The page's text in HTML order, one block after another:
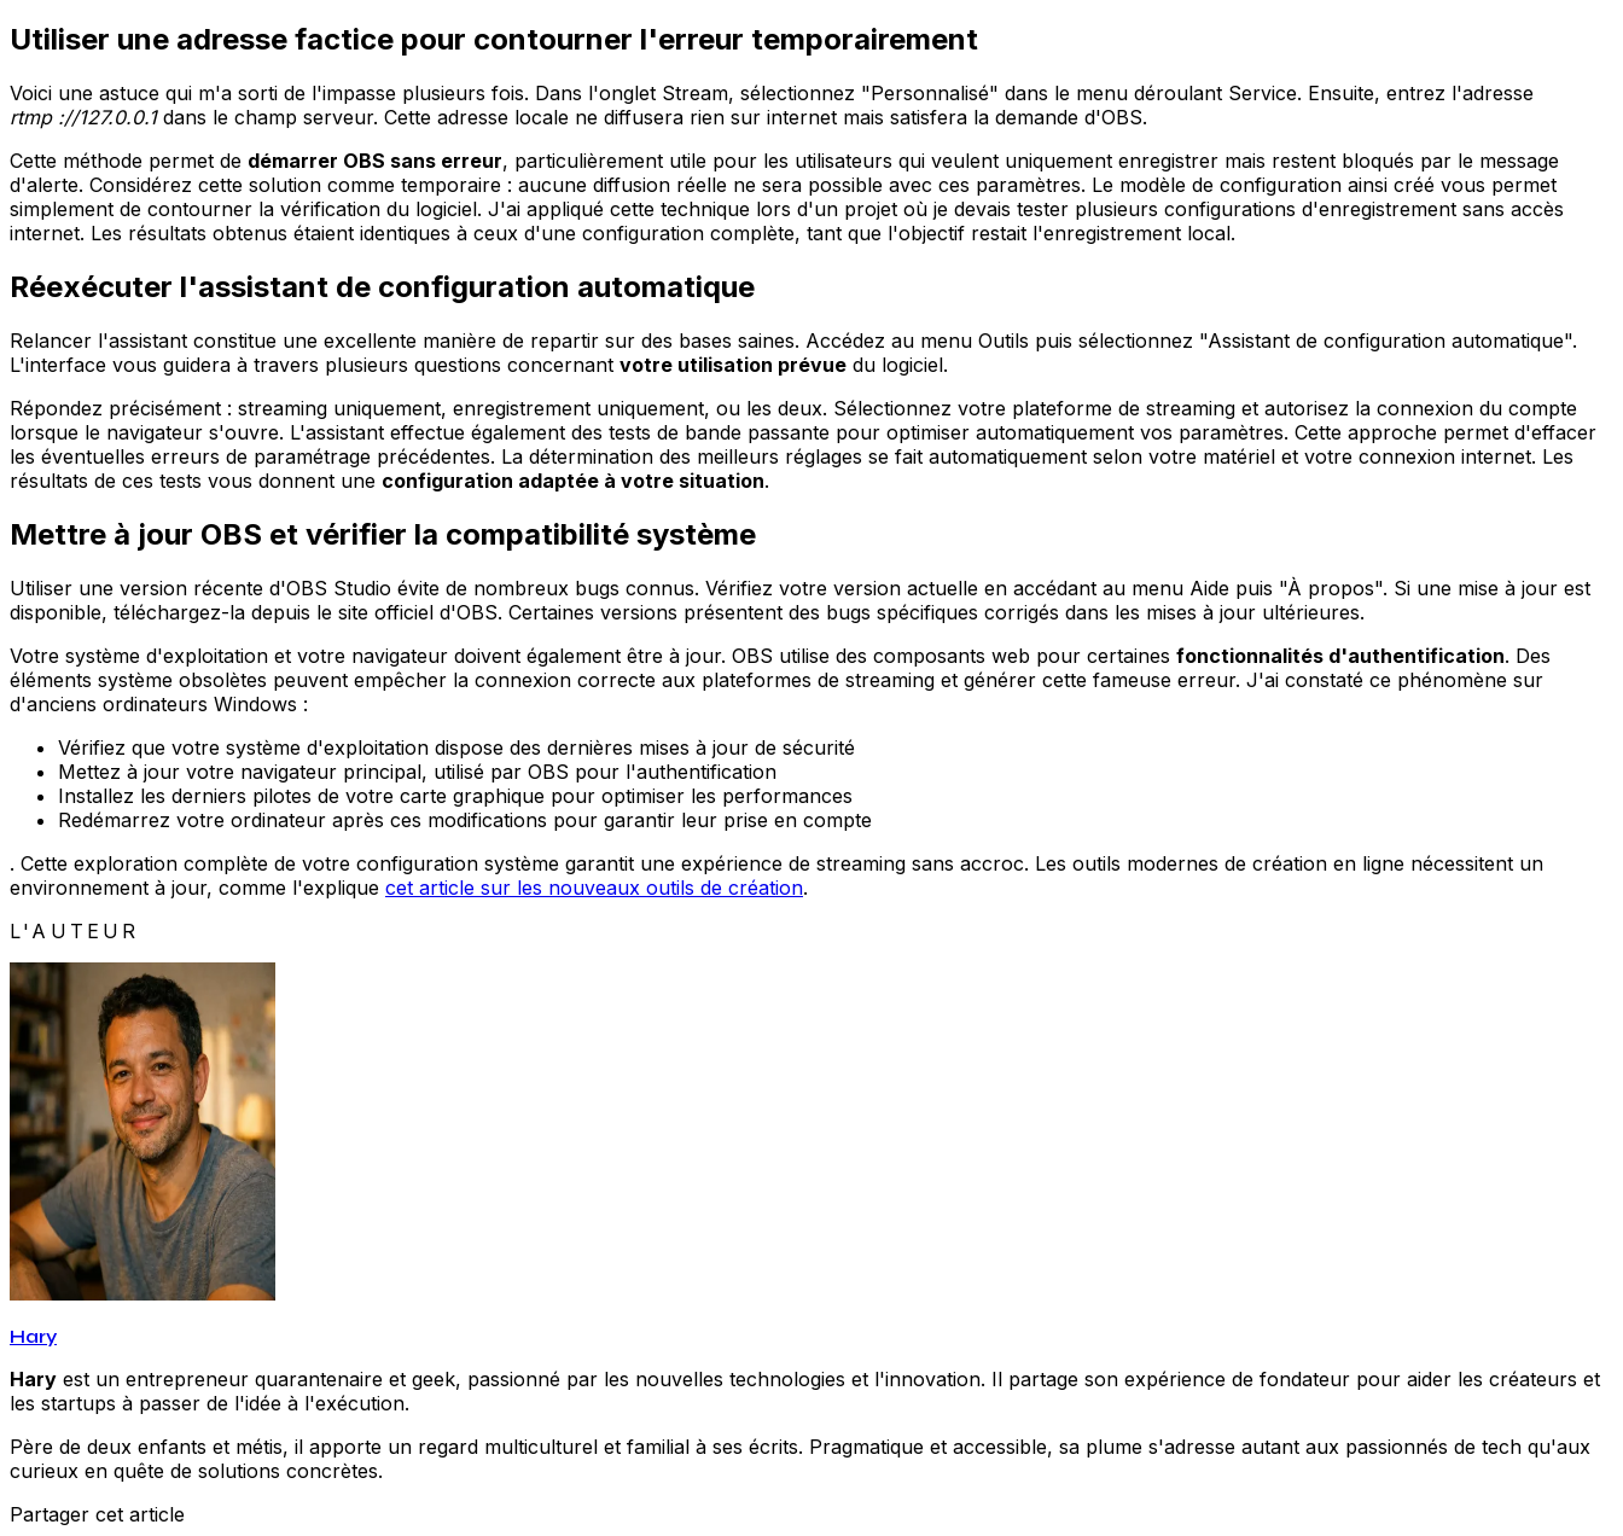
Utiliser une adresse factice pour contourner l'erreur temporairement
Voici une astuce qui m'a sorti de l'impasse plusieurs fois. Dans l'onglet Stream, sélectionnez "Personnalisé" dans le menu déroulant Service. Ensuite, entrez l'adresse
rtmp ://127.0.0.1dans le champ serveur. Cette adresse locale ne diffusera rien sur internet mais satisfera la demande d'OBS.
Cette méthode permet de démarrer OBS sans erreur, particulièrement utile pour les utilisateurs qui veulent uniquement enregistrer mais restent bloqués par le message
d'alerte. Considérez cette solution comme temporaire : aucune diffusion réelle ne sera possible avec ces paramètres. Le modèle de configuration ainsi créé vous permet
simplement de contourner la vérification du logiciel. J'ai appliqué cette technique lors d'un projet où je devais tester plusieurs configurations d'enregistrement sans accès
internet. Les résultats obtenus étaient identiques à ceux d'une configuration complète, tant que l'objectif restait l'enregistrement local.
Réexécuter l'assistant de configuration automatique
Relancer l'assistant constitue une excellente manière de repartir sur des bases saines. Accédez au menu Outils puis sélectionnez "Assistant de configuration automatique".
L'interface vous guidera à travers plusieurs questions concernant votre utilisation prévue du logiciel.
Répondez précisément : streaming uniquement, enregistrement uniquement, ou les deux. Sélectionnez votre plateforme de streaming et autorisez la connexion du compte
lorsque le navigateur s'ouvre. L'assistant effectue également des tests de bande passante pour optimiser automatiquement vos paramètres. Cette approche permet d'effacer
les éventuelles erreurs de paramétrage précédentes. La détermination des meilleurs réglages se fait automatiquement selon votre matériel et votre connexion internet. Les
résultats de ces tests vous donnent une configuration adaptée à votre situation.
Mettre à jour OBS et vérifier la compatibilité système
Utiliser une version récente d'OBS Studio évite de nombreux bugs connus. Vérifiez votre version actuelle en accédant au menu Aide puis "À propos". Si une mise à jour est
disponible, téléchargez-la depuis le site officiel d'OBS. Certaines versions présentent des bugs spécifiques corrigés dans les mises à jour ultérieures.
Votre système d'exploitation et votre navigateur doivent également être à jour. OBS utilise des composants web pour certaines fonctionnalités d'authentification. Des
éléments système obsolètes peuvent empêcher la connexion correcte aux plateformes de streaming et générer cette fameuse erreur. J'ai constaté ce phénomène sur
d'anciens ordinateurs Windows :
Vérifiez que votre système d'exploitation dispose des dernières mises à jour de sécurité
Mettez à jour votre navigateur principal, utilisé par OBS pour l'authentification
Installez les derniers pilotes de votre carte graphique pour optimiser les performances
Redémarrez votre ordinateur après ces modifications pour garantir leur prise en compte
. Cette exploration complète de votre configuration système garantit une expérience de streaming sans accroc. Les outils modernes de création en ligne nécessitent un
environnement à jour, comme l'explique cet article sur les nouveaux outils de création.
L'AUTEUR
Hary
Hary est un entrepreneur quarantenaire et geek, passionné par les nouvelles technologies et l'innovation. Il partage son expérience de fondateur pour aider les créateurs et
les startups à passer de l'idée à l'exécution.
Père de deux enfants et métis, il apporte un regard multiculturel et familial à ses écrits. Pragmatique et accessible, sa plume s'adresse autant aux passionnés de tech qu'aux
curieux en quête de solutions concrètes.
Partager cet article